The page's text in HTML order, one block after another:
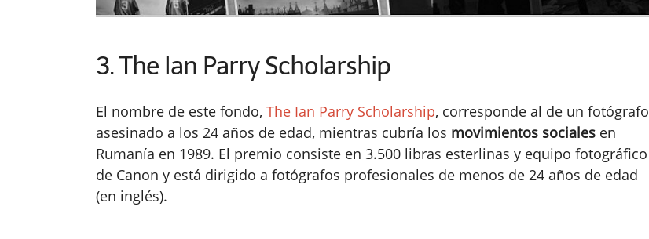
3. The Ian Parry Scholarship
El nombre de este fondo, The Ian Parry Scholarship, corresponde al de un fotógrafo
asesinado a los 24 años de edad, mientras cubría los movimientos sociales en
Rumanía en 1989. El premio consiste en 3.500 libras esterlinas y equipo fotográfico
de Canon y está dirigido a fotógrafos profesionales de menos de 24 años de edad
(en inglés).